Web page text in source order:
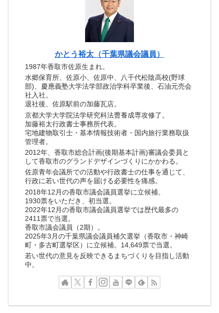
かとう裕太（千葉県議会議員）
1987年香取市佐原生まれ。
水郷保育所、佐原小、佐原中、八千代松陰高校(野球
部)、慶應義塾大学法学部政治学科卒業後、石油元売会
社入社。
退社後、佐原駅前の加藤瓦店。
京都大学大学院法学研究科法曹養成専攻修了。
加藤裕太行政書士事務所代表。
宅地建物取引士・基本情報技術者・国内旅行業務取扱
管理者。
2012年、香取市総合計画(後期基本計画)審議会委員と
して香取市のグランドデザインづくりにかかわる。
佐原青年会議所での活動や行政書士の仕事を通じて、
行政に若い世代の声を届ける必要性を痛感。
2018年12月の香取市議会議員選挙に立候補。
1930票をいただき、初当選。
2022年12月の香取市議会議員選挙では歴代最多の
2411票で当選。
香取市議会議員（2期）。
2025年3月の千葉県議会議員補欠選挙（香取市・神崎
町・多古町選挙区）に立候補。14,649票で当選。
若い世代の意見を反映できるまちづくりを目指し活動
中。